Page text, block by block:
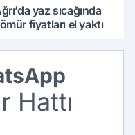
yaz sıcağında
fiyatları el yaktı
Hattı